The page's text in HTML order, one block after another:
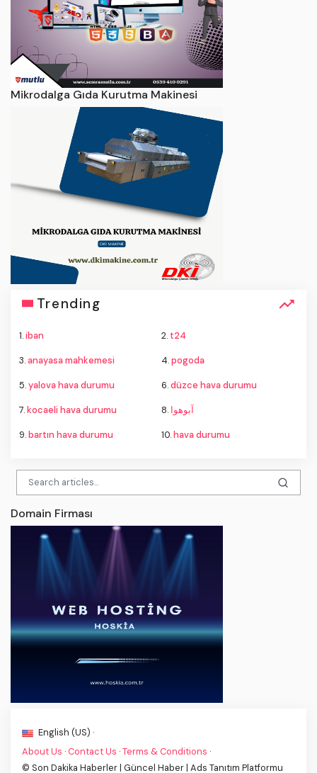
Mikrodalga Gıda Kurutma Makinesi
Trending
1.iban 2. t24
3.anayasa mahkemesi 4.pogoda
5.yalova hava durumu 6.düzce hava durumu
7.kocaeli hava durumu 8. آبوهوا
9.bartın hava durumu 10.hava durumu
Domain Firması
English (US) ·
About Us · Contact Us ·Terms & Conditions ·
© Son Dakika Haberler | Güncel Haber | Ads Tanıtım Platformu